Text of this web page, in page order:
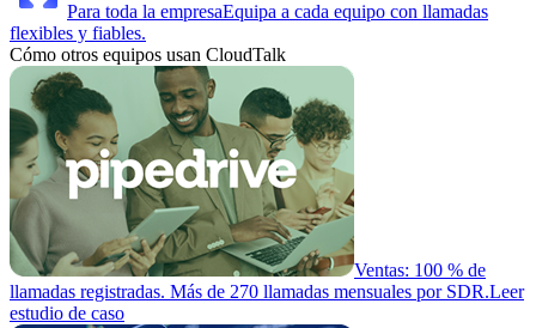
Para toda la empresaEquipa a cada equipo con llamadas
flexibles y fiables.
Cómo otros equipos usan CloudTalk
Ventas: 100 % de
llamadas registradas. Más de 270 llamadas mensuales por SDR.Leer
estudio de caso